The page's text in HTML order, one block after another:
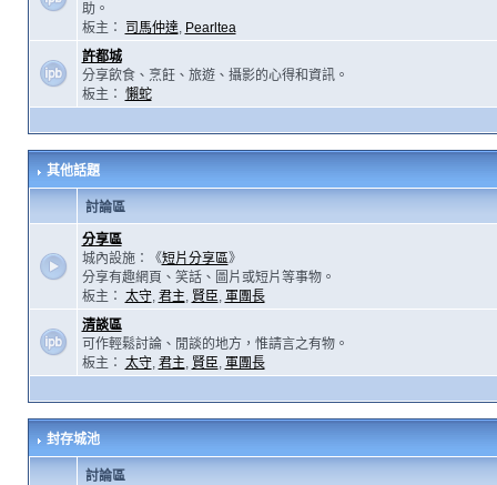
助。
板主：
司馬仲達, Pearltea
許都城
分享飲食、烹飪、旅遊、攝影的心得和資訊。
板主： 懶蛇
其他話題
討論區
分享區
城內設施：《短片分享區》
分享有趣網頁、笑話、圖片或短片等事物。
板主： 太守, 君主, 賢臣, 軍團長
清談區
可作輕鬆討論、閒談的地方，惟請言之有物。
板主： 太守, 君主, 賢臣, 軍團長
封存城池
討論區